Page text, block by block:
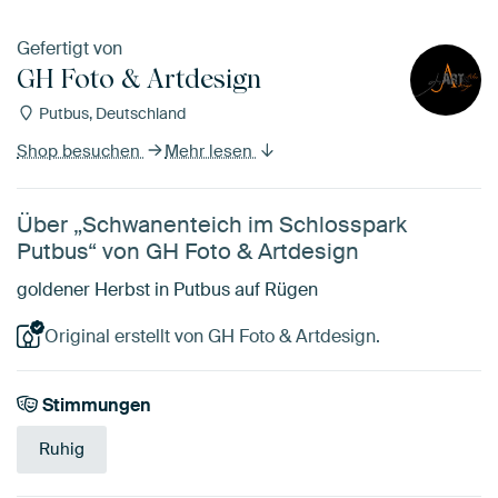
Gefertigt von
GH Foto & Artdesign
Putbus, Deutschland
Shop besuchen Mehr lesen
Über „Schwanenteich im Schlosspark
Putbus“ von GH Foto & Artdesign
goldener Herbst in Putbus auf Rügen
Original erstellt von GH Foto & Artdesign.
Stimmungen
Ruhig